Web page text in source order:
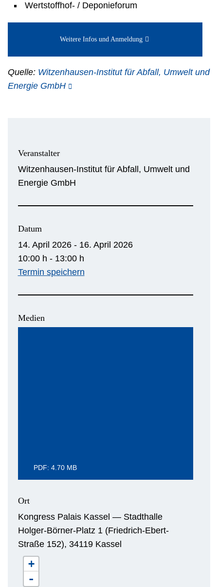
Wertstoffhof- / Deponieforum
Weitere Infos und Anmeldung
Quelle: Witzenhausen-Institut für Abfall, Umwelt und
Energie GmbH
Veranstalter
Witzenhausen-Institut für Abfall, Umwelt und
Energie GmbH
Datum
14. April 2026 - 16. April 2026
10:00 h - 13:00 h
Termin speichern
Medien
PDF: 4.70 MB
Ort
Kongress Palais Kassel — Stadthalle
Holger-Börner-Platz 1 (Friedrich-Ebert-
Straße 152), 34119 Kassel
+
-